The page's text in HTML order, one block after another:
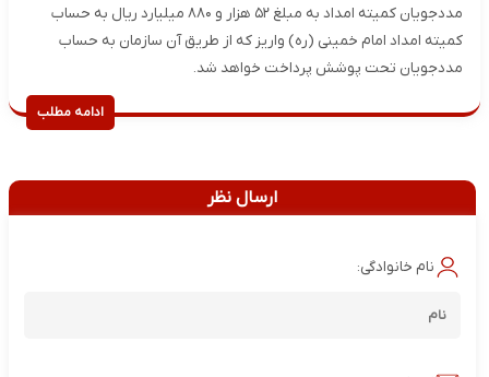
مددجویان کمیته امداد به مبلغ ۵۲ هزار و ۸۸۰ میلیارد ریال به حساب
کمیته امداد امام خمینی (ره) واریز که از طریق آن سازمان به حساب
مددجویان تحت پوشش پرداخت خواهد شد.
ادامه مطلب
ارسال نظر
نام خانوادگی: